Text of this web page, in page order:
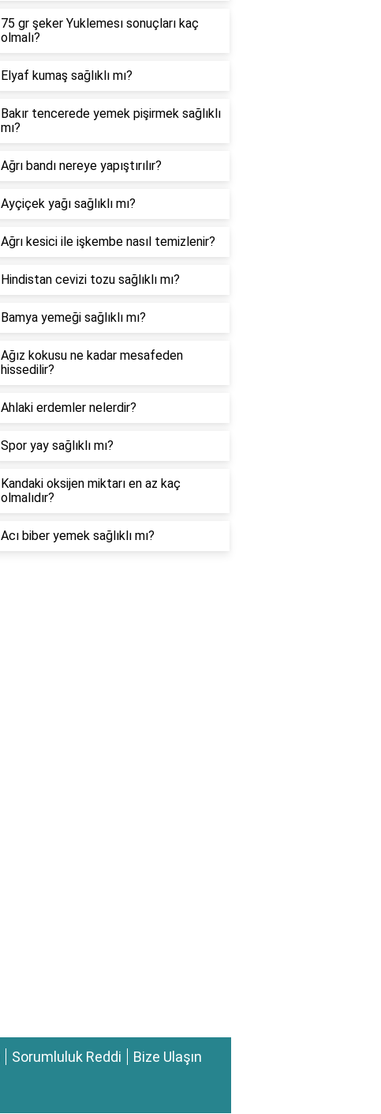
75 gr şeker Yuklemesı sonuçları kaç
olmalı?
Elyaf kumaş sağlıklı mı?
Bakır tencerede yemek pişirmek sağlıklı
mı?
Ağrı bandı nereye yapıştırılır?
Ayçiçek yağı sağlıklı mı?
Ağrı kesici ile işkembe nasıl temizlenir?
Hindistan cevizi tozu sağlıklı mı?
Bamya yemeği sağlıklı mı?
Ağız kokusu ne kadar mesafeden
hissedilir?
Ahlaki erdemler nelerdir?
Spor yay sağlıklı mı?
Kandaki oksijen miktarı en az kaç
olmalıdır?
Acı biber yemek sağlıklı mı?
Sorumluluk Reddi Bize Ulaşın